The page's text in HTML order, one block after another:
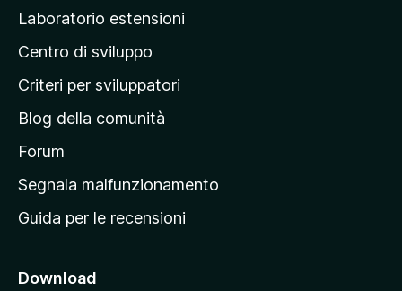
a
g
i
a
p
r
n
i
Laboratorio estensioni
Centro di sviluppo
Criteri per sviluppatori
Blog della comunità
Forum
Segnala malfunzionamento
Guida per le recensioni
Download